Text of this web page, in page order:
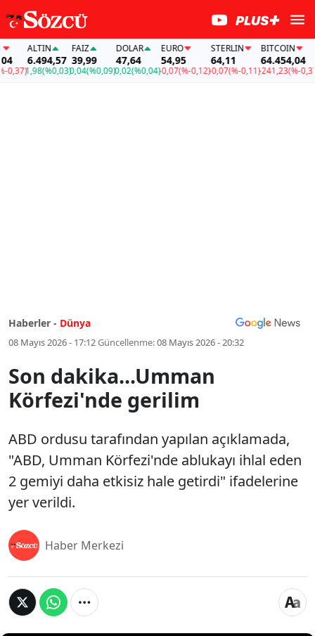
ALTIN
6.494,57
1,98(%0,03)
FAİZ
39,99
0,04(%0,09)
DOLAR
47,64
0,02(%0,04)
EURO
54,95
-0,07(%-0,12)
STERLIN
64,11
-0,07(%-0,11)
BITCOIN
64.454,04
-241,23(%-0,37)
Haberler - Dünya
08 Mayıs 2026 - 17:12Güncellenme:08 Mayıs 2026 - 20:32
Son dakika...Umman
Körfezi'nde gerilim
ABD ordusu tarafından yapılan açıklamada,
"ABD, Umman Körfezi'nde ablukayı ihlal eden
2 gemiyi daha etkisiz hale getirdi" ifadelerine
yer verildi.
Haber Merkezi